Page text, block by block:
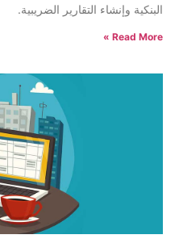
البنكية وإنشاء التقارير الضريبية.
Read More »